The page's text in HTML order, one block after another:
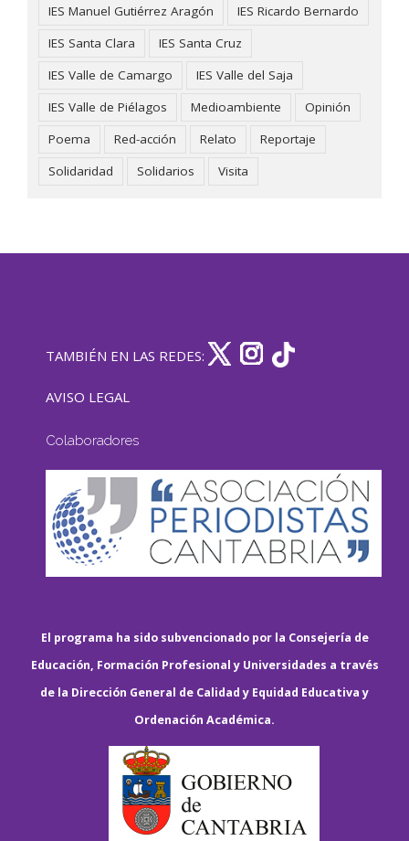
IES Manuel Gutiérrez Aragón
IES Ricardo Bernardo
IES Santa Clara
IES Santa Cruz
IES Valle de Camargo
IES Valle del Saja
IES Valle de Piélagos
Medioambiente
Opinión
Poema
Red-acción Relato
Reportaje
Solidaridad
Solidarios Visita
TAMBIÉN EN LAS REDES:
AVISO LEGAL
Colaboradores
El programa ha sido subvencionado por la Consejería de
Educación, Formación Profesional y Universidades a través
de la Dirección General de Calidad y Equidad Educativa y
Ordenación Académica.